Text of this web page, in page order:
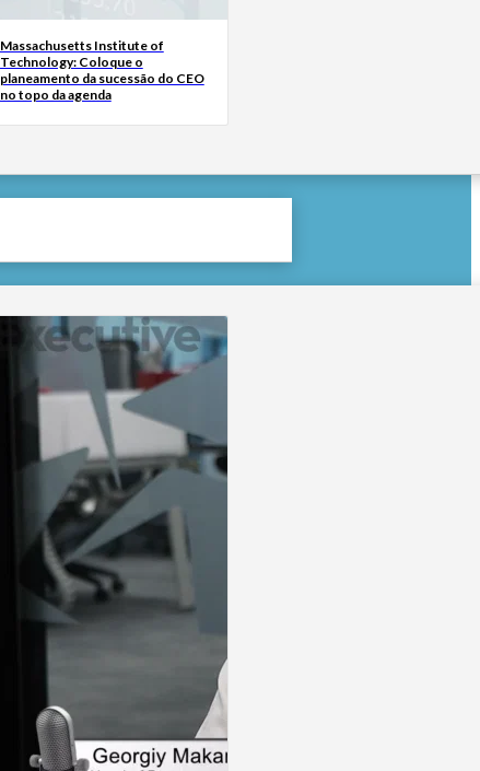
Massachusetts Institute of
Technology: Coloque o
planeamento da sucessão do CEO
no topo da agenda